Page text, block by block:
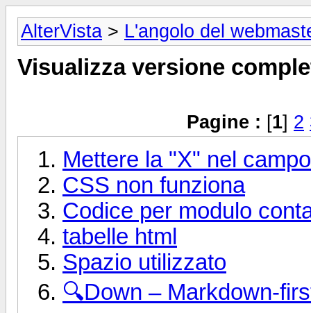
AlterVista > L'angolo del
Visualizza versione
Pagine : [1] 2
Mettere la "X" nel
CSS non funziona
Codice per modulo
tabelle html
Spazio utilizzato
🔍︎Down – Markdown-